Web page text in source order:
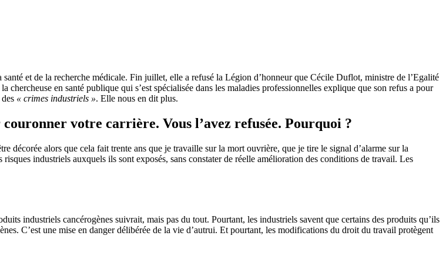
et de la recherche médicale. Fin juillet, elle a refusé la Légion d’honneur que Cécile Duflot, ministre de l’Egalité
la chercheuse en santé publique qui s’est spécialisée dans les maladies professionnelles explique que son refus a pour
des « crimes industriels ». Elle nous en dit plus.
votre carrière. Vous l’avez refusée. Pourquoi ?
décorée alors que cela fait trente ans que je travaille sur la mort ouvrière, que je tire le signal d’alarme sur la
industriels auxquels ils sont exposés, sans constater de réelle amélioration des conditions de travail. Les
industriels cancérogènes suivrait, mais pas du tout. Pourtant, les industriels savent que certains des produits qu’ils
C’est une mise en danger délibérée de la vie d’autrui. Et pourtant, les modifications du droit du travail protègent